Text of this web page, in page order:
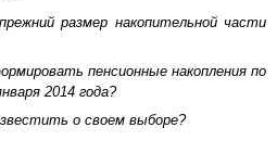
размер накопительной части
пенсионные накопления по
2014 года?
о своем выборе?